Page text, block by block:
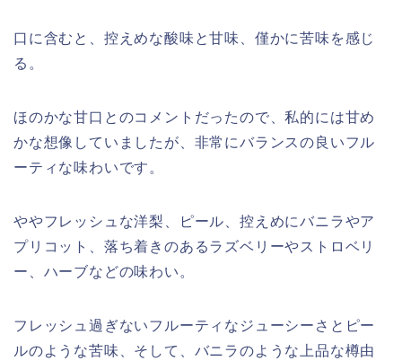
口に含むと、控えめな酸味と甘味、僅かに苦味を感じ
る。
ほのかな甘口とのコメントだったので、私的には甘め
かな想像していましたが、非常にバランスの良いフル
ーティな味わいです。
ややフレッシュな洋梨、ピール、控えめにバニラやア
プリコット、落ち着きのあるラズベリーやストロベリ
ー、ハーブなどの味わい。
フレッシュ過ぎないフルーティなジューシーさとピー
ルのような苦味、そして、バニラのような上品な樽由